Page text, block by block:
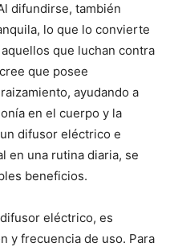
difundirse, también
lo que lo convierte
que luchan contra
que posee
ayudando a
en el cuerpo y la
difusor eléctrico e
en una rutina diaria, se
beneficios.
eléctrico, es
y frecuencia de uso. Para